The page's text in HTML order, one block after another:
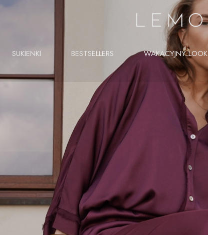
SUKIENKI BESTSELLERS WAKACYJNY LOOK